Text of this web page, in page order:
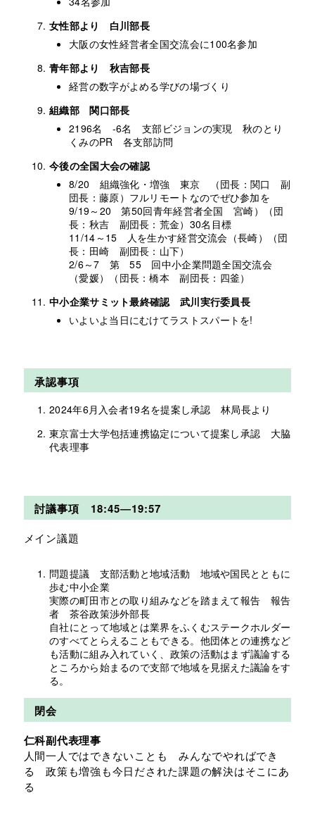
女性部より 白川部長
大阪の女性経営者全国交流会に100名参加
青年部より 秋吉部長
経営の数字がよめる学びの場づくり
組織部 関口部長
2196名 -6名 支部ビジョンの実現 秋のとり
くみのPR 各支部訪問
今後の全国大会の確認
8/20 組織強化・増強 東京 （団長：関口 副
団長：藤原）フルリモートなのでぜひ参加を
9/19～20 第50回青年経営者全国 宮崎）（団
長：秋吉 副団長：荒金）30名目標
11/14～15 人を生かす経営交流会（長崎）（団
長：田崎 副団長：山下）
2/6～7 第 55 回中小企業問題全国交流会
（愛媛）（団長：橋本 副団長：四釜）
中小企業サミット最終確認 武川実行委員長
いよいよ当日にむけてラストスパートを!
承認事項
2024年6月入会者19名を提案し承認 林局長より
東京富士大学包括連携協定について提案し承認 大脇
代表理事
討議事項 18:45―19:57
メイン議題
問題提議 支部活動と地域活動 地域や国民とともに
歩む中小企業
実際の町田市との取り組みなどを踏まえて報告 報告
者 茶谷政策渉外部長
自社にとって地域とは業界をふくむステークホルダー
のすべてとらえることもできる。他団体との連携など
も活動に組み入れていく、政策の活動はまず議論する
ところから始まるので支部で地域を見据えた議論をす
る。
閉会
仁科副代表理事
人間一人ではできないことも みんなでやればでき
る 政策も増強も今日だされた課題の解決はそこにあ
る